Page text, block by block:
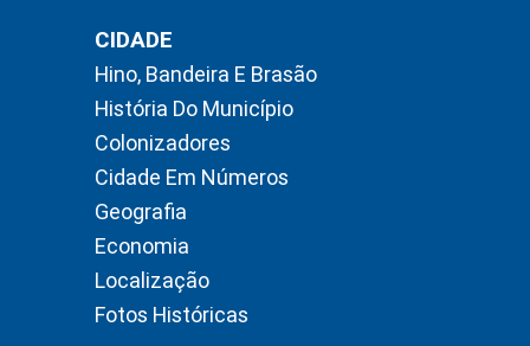
CIDADE
Hino, Bandeira E Brasão
História Do Município
Colonizadores
Cidade Em Números
Geografia
Economia
Localização
Fotos Históricas